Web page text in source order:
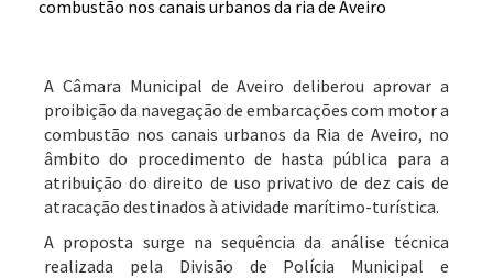
A Câmara Municipal de Aveiro deliberou aprovar a
proibição da navegação de embarcações com motor a
combustão nos canais urbanos da Ria de Aveiro, no
âmbito do procedimento de hasta pública para a
atribuição do direito de uso privativo de dez cais de
atracação destinados à atividade marítimo-turística.
A proposta surge na sequência da análise técnica
realizada pela Divisão de Polícia Municipal e